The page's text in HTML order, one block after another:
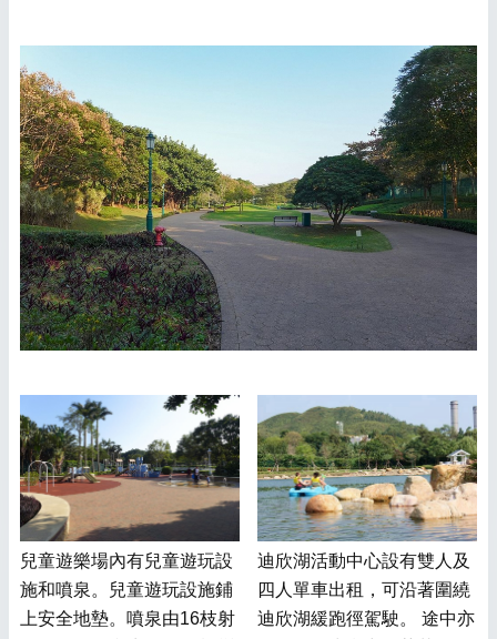
兒童遊樂場內有兒童遊玩設
施和噴泉。兒童遊玩設施鋪
上安全地墊。噴泉由16枝射
迪欣湖活動中心設有雙人及
四人單車出租，可沿著圍繞
迪欣湖緩跑徑駕駛。 途中亦